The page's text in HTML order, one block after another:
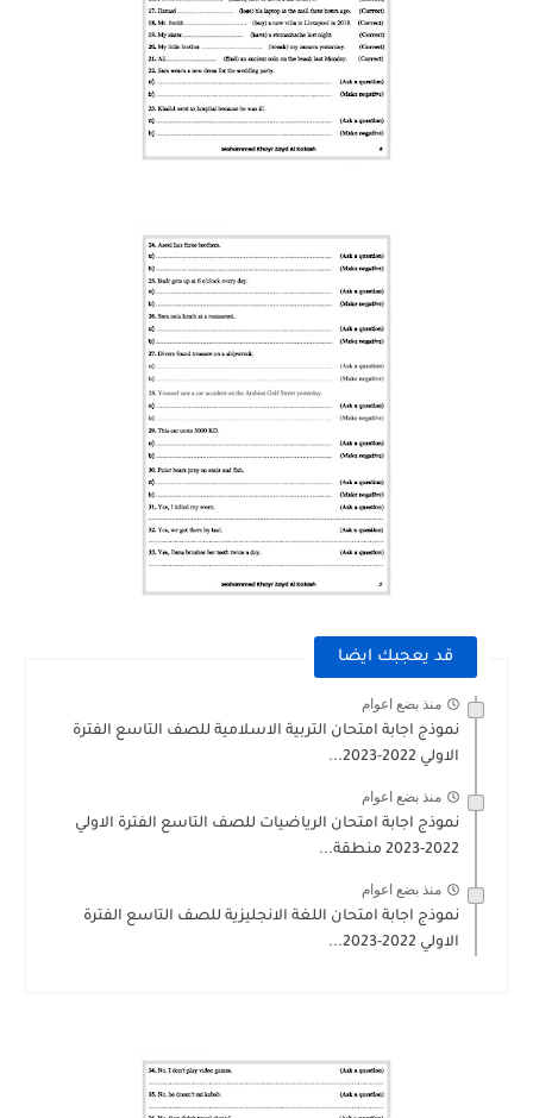
قد يعجبك ايضا
منذ بضع اعوام
نموذج اجابة امتحان التربية الاسلامية للصف التاسع الفترة
الاولي 2022-2023...
منذ بضع اعوام
نموذج اجابة امتحان الرياضيات للصف التاسع الفترة الاولي
2022-2023 منطقة...
منذ بضع اعوام
نموذج اجابة امتحان اللغة الانجليزية للصف التاسع الفترة
الاولي 2022-2023...